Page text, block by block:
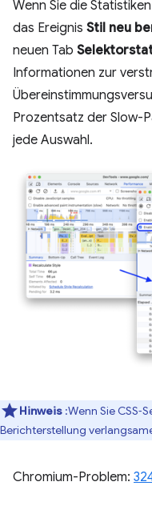
Wenn Sie die
das Ereignis Stil neu
neuen Tab
Informationen zur
Prozentsatz der Slow-
jede Auswahl.
Hinweis :Wenn Sie
Berichterstellung
Chromium-Problem: